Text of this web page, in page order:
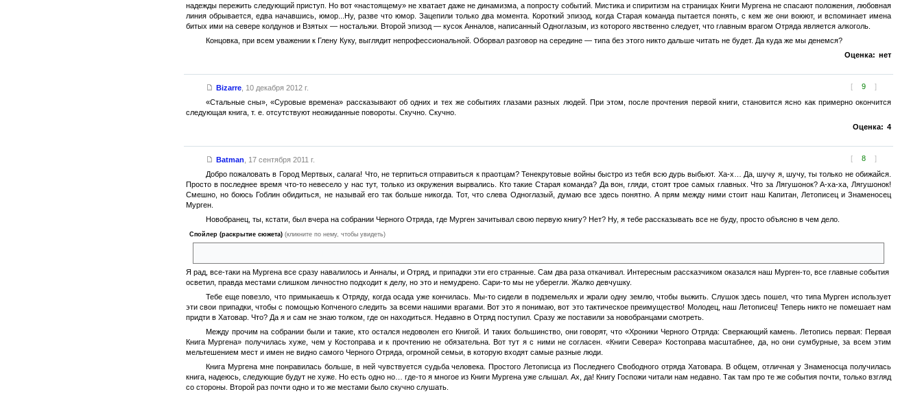
надежды пережить следующий приступ. Но вот «настоящему» не хватает даже не динамизма, а попросту событий. Мистика и спиритизм на страницах Книги Мургена не спасают положения, любовная
линия обрывается, едва начавшись, юмор...Ну, разве что юмор. Зацепили только два момента. Короткий эпизод, когда Старая команда пытается понять, с кем же они воюют, и вспоминает имена
битых ими на севере колдунов и Взятых — ностальжи. Второй эпизод — кусок Анналов, написанный Одноглазым, из которого явственно следует, что главным врагом Отряда является алкоголь.
Концовка, при всем уважении к Глену Куку, выглядит непрофессиональной. Оборвал разговор на середине — типа без этого никто дальше читать не будет. Да куда же мы денемся?
Оценка: нет
[ 9 ]
Bizarre, 10 декабря 2012 г.
«Стальные сны», «Суровые времена» рассказывают об одних и тех же событиях глазами разных людей. При этом, после прочтения первой книги, становится ясно как примерно окончится
следующая книга, т. е. отсутствуют неожиданные повороты. Скучно. Скучно.
Оценка: 4
[ 8 ]
Batman
17 сентября 2011 г.
Добро пожаловать в Город Мертвых, салага! Что, не терпиться отправиться к праотцам? Тенекрутовые войны быстро из тебя всю дурь выбьют. Ха-х… Да, шучу я, шучу, ты только не обижайся.
Просто в последнее время что-то невесело у нас тут, только из окружения вырвались. Кто такие Старая команда? Да вон, гляди, стоят трое самых главных. Что за Лягушонок? А-ха-ха, Лягушонок!
Смешно, но боюсь Гоблин обидиться, не называй его так больше никогда. Тот, что слева Одноглазый, думаю все здесь понятно. А прям между ними стоит наш Капитан, Летописец и Знаменосец
Мурген.
Новобранец, ты, кстати, был вчера на собрании Черного Отряда, где Мурген зачитывал свою первую книгу? Нет? Ну, я тебе рассказывать все не буду, просто объясню в чем дело.
Спойлер (раскрытие сюжета) (кликните по нему, чтобы увидеть)
Я рад, все-таки на Мургена все сразу навалилось и Анналы, и Отряд, и припадки эти его странные. Сам два раза откачивал. Интересным рассказчиком оказался наш Мурген-то, все главные события
осветил, правда местами слишком личностно подходит к делу, но это и немудрено. Сари-то мы не уберегли. Жалко девчушку.
Тебе еще повезло, что примыкаешь к Отряду, когда осада уже кончилась. Мы-то сидели в подземельях и жрали одну землю, чтобы выжить. Слушок здесь пошел, что типа Мурген использует
эти свои припадки, чтобы с помощью Копченого следить за всеми нашими врагами. Вот это я понимаю, вот это тактическое преимущество! Молодец, наш Летописец! Теперь никто не помешает нам
придти в Хатовар. Что? Да я и сам не знаю толком, где он находиться. Недавно в Отряд поступил. Сразу же поставили за новобранцами смотреть.
Между прочим на собрании были и такие, кто остался недоволен его Книгой. И таких большинство, они говорят, что «Хроники Черного Отряда: Сверкающий камень. Летопись первая: Первая
Книга Мургена» получилась хуже, чем у Костоправа и к прочтению не обязательна. Вот тут я с ними не согласен. «Книги Севера» Костоправа масштабнее, да, но они сумбурные, за всем этим
мельтешением мест и имен не видно самого Черного Отряда, огромной семьи, в которую входят самые разные люди.
Книга Мургена мне понравилась больше, в ней чувствуется судьба человека. Простого Летописца из Последнего Свободного отряда Хатовара. В общем, отличная у Знаменосца получилась
книга, надеюсь, следующие будут не хуже. Но есть одно но… где-то я многое из Книги Мургена уже слышал. Ах, да! Книгу Госпожи читали нам недавно. Так там про те же события почти, только взгляд
со стороны. Второй раз почти одно и то же местами было скучно слушать.